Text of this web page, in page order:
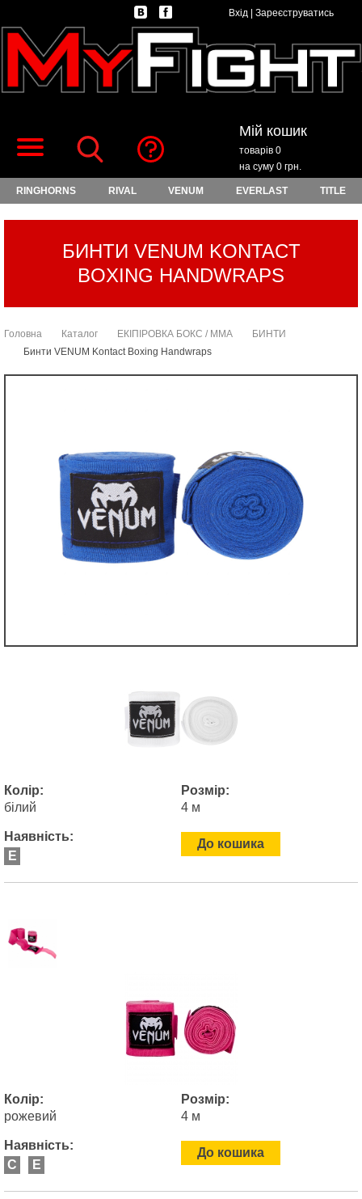
Вхід Зареєструватись
Мій кошик
товарів 0
на суму 0 грн.
RINGHORNS RIVAL VENUM EVERLAST TITLE
БИНТИ VENUM KONTACT
BOXING HANDWRAPS
Головна Каталог ЕКІПІРОВКА БОКС / ММА
БИНТИ
Бинти VENUM Kontact Boxing Handwraps
Колір:
білий
Розмір:
4 м
Наявність:
E
До кошика
Колір:
рожевий
Розмір:
4 м
Наявність:
C
E
До кошика